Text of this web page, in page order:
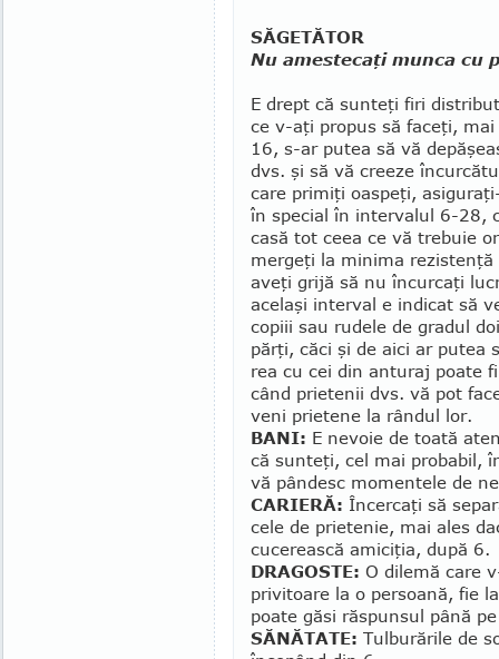
SĂGETĂTOR
Nu amestecaţi munca cu
E drept că sunteţi firi
ce v-aţi propus să faceţi,
16, s-ar putea să vă
dvs. şi să vă creeze
care primiţi oas­peţi,
în special în intervalul 6-28,
casă tot ceea ce vă trebuie
mergeţi la minima rezis­ten­ţă
aveţi grijă să nu încurcaţi
acelaşi interval e indicat să
copiii sau rudele de gra­dul
părţi, căci şi de aici ar putea
rea cu cei din anturaj poate
când prietenii dvs. vă pot
veni prie­tene la rândul lor.
BANI: E nevoie de toată
că sunteţi, cel mai probabil,
vă pândesc momentele de
CARIERĂ: Încercaţi să
cele de prie­tenie, mai ales
cucerească amiciţia, după 6.
DRAGOSTE: O dilemă care
privitoare la o persoană, fie
poate găsi răspunsul până
SĂNĂTATE: Tulburările de